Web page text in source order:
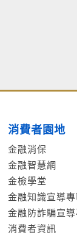
消費者園地
金融消保
金融智慧網
金檢學堂
金融知識宣導專
金融防詐騙宣導
消費者資訊